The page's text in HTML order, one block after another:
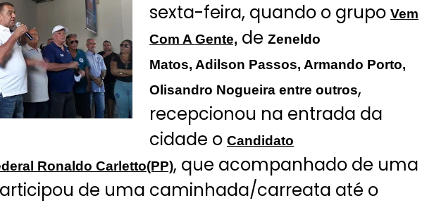
sexta-feira, quando o grupo Vem
Com A Gente, de Zeneldo
Matos, Adilson Passos, Armando Porto,
Olisandro Nogueira entre outros,
recepcionou na entrada da
cidade o Candidato
Ronaldo Carletto(PP), que acompanhado de uma
de uma caminhada/carreata até o